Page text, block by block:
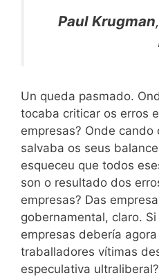
Paul Krugman
Un queda pasmado.
tocaba criticar os erros e
empresas? Onde
salvaba os seus
esqueceu que todos
son o resultado dos
empresas? Das
gobernamental, claro.
empresas debería agora
traballadores vítimas
especulativa ultraliberal?